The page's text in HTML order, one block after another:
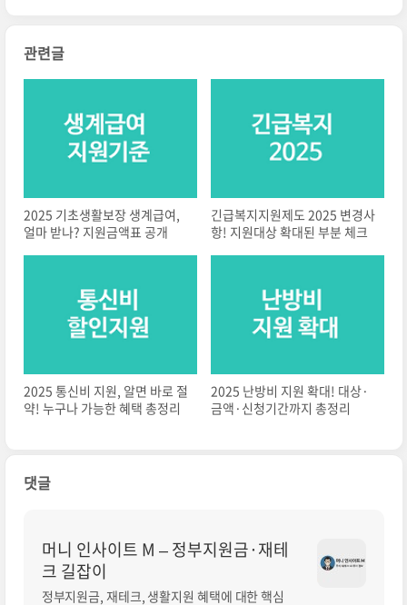
관련글
2025 기초생활보장 생계급여,
얼마 받나? 지원금액표 공개
긴급복지지원제도 2025 변경사
항! 지원대상 확대된 부분 체크
2025 통신비 지원, 알면 바로 절
약! 누구나 가능한 혜택 총정리
2025 난방비 지원 확대! 대상·
금액·신청기간까지 총정리
댓글
머니 인사이트 M – 정부지원금·재테
크 길잡이
정부지원금, 재테크, 생활지원 혜택에 대한 핵심